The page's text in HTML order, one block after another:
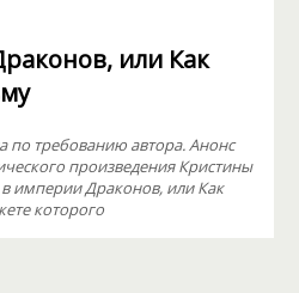
или Как
по требованию автора. Анонс
произведения Кристины
империи Драконов, или Как
которого